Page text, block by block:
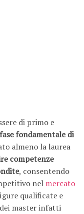
di primo e
fase fondamentale di
almeno la laurea
competenze
, consentendo
nel mercato
qualificate e
master infatti